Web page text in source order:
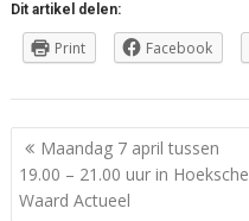
Dit artikel delen:
Print Facebook
Berichtnavigatie
Maandag 7 april tussen
19.00 – 21.00 uur in Hoeksche
Waard Actueel